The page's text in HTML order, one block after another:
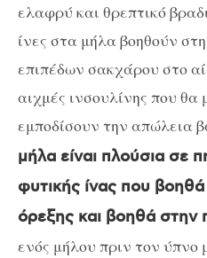
ελαφρύ και θρεπτικό
ίνες στα μήλα βοηθούν
επιπέδων σακχάρου στο
αιχμές ινσουλίνης που
εμποδίσουν την απώλεια
μήλα είναι πλούσια σε
φυτικής ίνας που
όρεξης και βοηθά στην
ενός μήλου πριν τον ύπνο